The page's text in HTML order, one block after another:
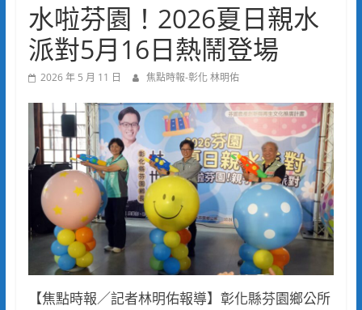
水啦芬園！2026夏日親水
派對5月16日熱鬧登場
2026 年 5 月 11 日 焦點時報-彰化 林明佑
【焦點時報／記者林明佑報導】彰化縣芬園鄉公所